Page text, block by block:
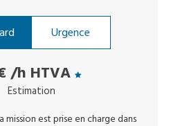
Urgence
/h HTVA
Estimation
mission est prise en charge dans